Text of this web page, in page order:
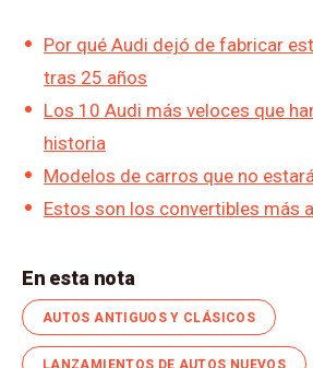
Por qué Audi dejó de fabricar
tras 25 años
Los 10 Audi más veloces que
historia
Modelos de carros que no
Estos son los convertibles más
En esta nota
AUTOS ANTIGUOS Y CLÁSICOS
LANZAMIENTOS DE AUTOS NUEVOS